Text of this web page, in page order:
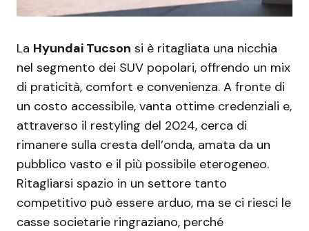
La Hyundai Tucson si è ritagliata una nicchia
nel segmento dei SUV popolari, offrendo un mix
di praticità, comfort e convenienza. A fronte di
un costo accessibile, vanta ottime credenziali e,
attraverso il restyling del 2024, cerca di
rimanere sulla cresta dell’onda, amata da un
pubblico vasto e il più possibile eterogeneo.
Ritagliarsi spazio in un settore tanto
competitivo può essere arduo, ma se ci riesci le
casse societarie ringraziano, perché